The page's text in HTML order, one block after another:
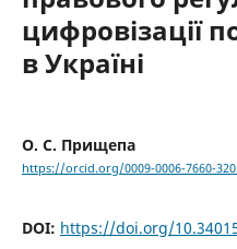
цифровізації
в Україні
О. С. Прищепа
https://orcid.org/0009-0006-7660-
DOI: https://doi.org/